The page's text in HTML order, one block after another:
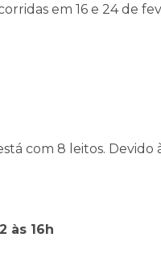
em 16 e 24 de
com 8 leitos.
às 16h